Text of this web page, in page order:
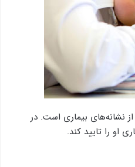
نشانه‌های بیماری است. در
او را تایید کند.